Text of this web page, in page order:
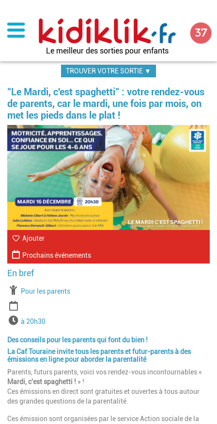
contenu
principal
Le meilleur des sorties pour enfants
TROUVER VOTRE SORTIE ▼
"Le Mardi, c'est spaghetti" : votre rendez-vous
de parents, car le mardi, une fois par mois, on
met les pieds dans le plat !
Ajouter
Prochains événements
À partir de
Pour les parents
Horairesà 20h30
Des conseils pour les parents qui font du bien !
La Caf Touraine invite tous les parents et futur-parents à des
émissions en ligne pour aborder la parentalité
Parents, futurs parents, voici vos rendez-vous incontournables «
Mardi, c'est spaghetti ! » !
Ces émissions en direct sont gratuites et ouvertes à tous autour
des grandes questions de la parentalité.
Ces émission sont organisées par le service Action sociale de la